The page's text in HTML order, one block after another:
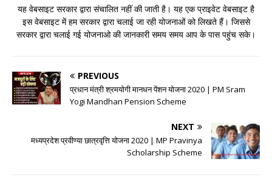
यह वेबसाइट सरकार द्वारा संचालित नहीं की जाती है। यह एक प्राइवेट वेबसाइट है
इस वेबसाइट में हम सरकार द्वारा चलाई जा रही योजनाओं को लिखते हैं। जिससे
सरकार द्वारा चलाई गई योजनाओ की जानकारी समय समय आप के पास पहुंच सके।
PREVIOUS
प्रधान मंत्री श्रमयोगी मानधन पेंशन योजना 2020 | PM Sram
Yogi Mandhan Pension Scheme
NEXT
मध्यप्रदेश प्रवीण्या छात्रवृत्ति योजना 2020 | MP Pravinya
Scholarship Scheme